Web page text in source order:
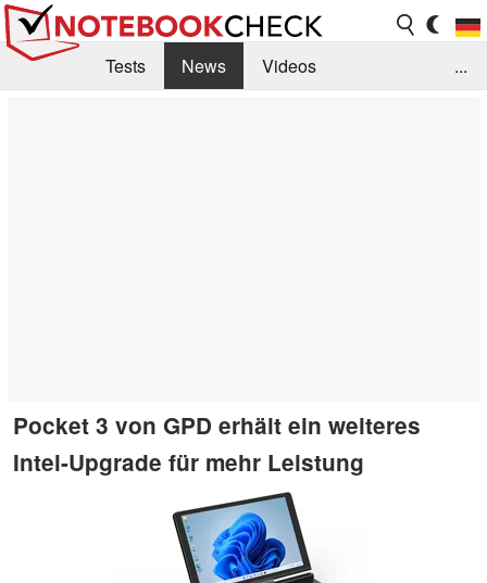
Tests News
Videos
...
Pocket 3 von GPD erhält ein weiteres
Intel-Upgrade für mehr Leistung